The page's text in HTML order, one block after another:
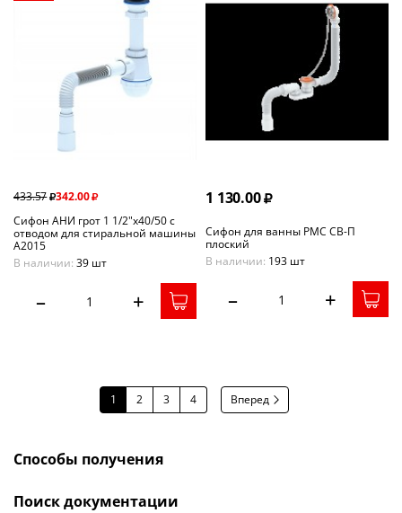
433.57 342.00
Сифон АНИ грот 1 1/2"х40/50 с
отводом для стиральной машины
A2015
В наличии: 39 шт
– +
1 130.00
Сифон для ванны РМС СВ-П
плоский
В наличии: 193 шт
– +
1 2 3 4 Вперед
Способы получения
Поиск документации